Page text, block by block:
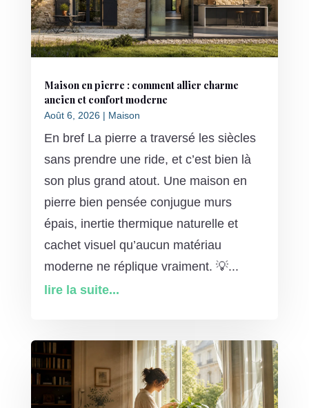
Maison en pierre : comment allier charme
ancien et confort moderne
Août 6, 2026 | Maison
En bref La pierre a traversé les siècles
sans prendre une ride, et c’est bien là
son plus grand atout. Une maison en
pierre bien pensée conjugue murs
épais, inertie thermique naturelle et
cachet visuel qu’aucun matériau
moderne ne réplique vraiment. 💡...
lire la suite...